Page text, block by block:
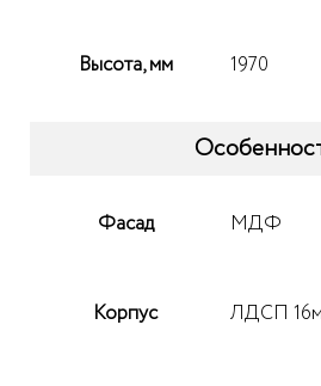
Высота, мм 1970
Фасад МДФ
Корпус ЛДСП